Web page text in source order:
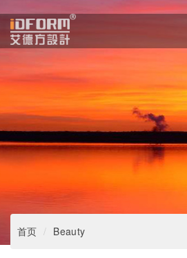
首页 Beauty